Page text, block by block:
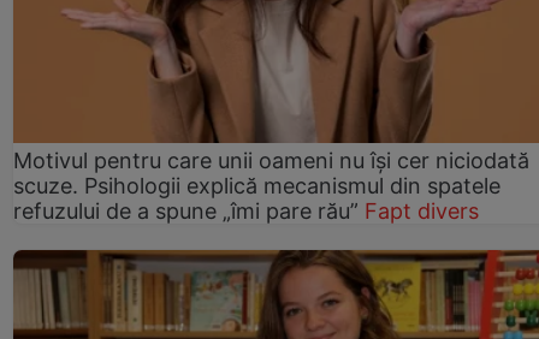
Motivul pentru care unii oameni nu își cer niciodată
scuze. Psihologii explică mecanismul din spatele
refuzului de a spune „îmi pare rău” Fapt divers